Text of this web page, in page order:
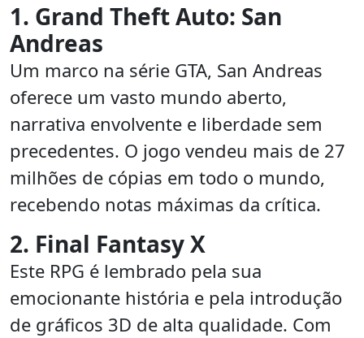
1. Grand Theft Auto: San
Andreas
Um marco na série GTA, San Andreas
oferece um vasto mundo aberto,
narrativa envolvente e liberdade sem
precedentes. O jogo vendeu mais de 27
milhões de cópias em todo o mundo,
recebendo notas máximas da crítica.
2. Final Fantasy X
Este RPG é lembrado pela sua
emocionante história e pela introdução
de gráficos 3D de alta qualidade. Com